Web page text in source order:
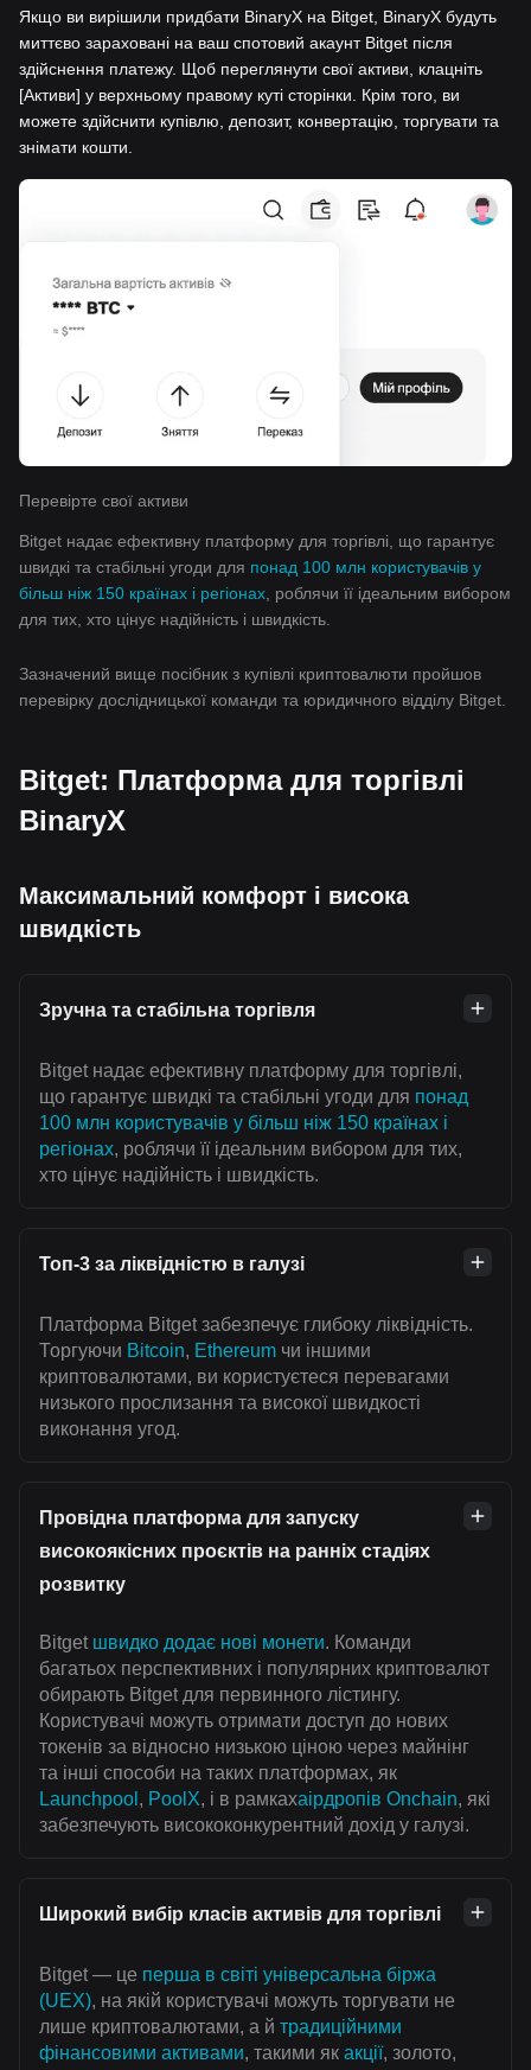
Якщо ви вирішили придбати BinaryX на Bitget, BinaryX будуть
миттєво зараховані на ваш спотовий акаунт Bitget після
здійснення платежу. Щоб переглянути свої активи, клацніть
[Активи] у верхньому правому куті сторінки. Крім того, ви
можете здійснити купівлю, депозит, конвертацію, торгувати та
знімати кошти.
Перевірте свої активи
Bitget надає ефективну платформу для торгівлі, що гарантує
швидкі та стабільні угоди для понад 100 млн користувачів у
більш ніж 150 країнах і регіонах , роблячи її ідеальним вибором
для тих, хто цінує надійність і швидкість.
Зазначений вище посібник з купівлі криптовалюти пройшов
перевірку дослідницької команди та юридичного відділу Bitget.
Bitget: Платформа для торгівлі
BinaryX
Максимальний комфорт і висока
швидкість
Зручна та стабільна торгівля
Bitget надає ефективну платформу для торгівлі,
що гарантує швидкі та стабільні угоди для понад
100 млн користувачів у більш ніж 150 країнах і
регіонах, роблячи її ідеальним вибором для тих,
хто цінує надійність і швидкість.
Топ-3 за ліквідністю в галузі
Платформа Bitget забезпечує глибоку ліквідність.
Торгуючи Bitcoin, Ethereum чи іншими
криптовалютами, ви користуєтеся перевагами
низького прослизання та високої швидкості
виконання угод.
Провідна платформа для запуску
високоякісних проєктів на ранніх стадіях
розвитку
Bitget швидко додає нові монети. Команди
багатьох перспективних і популярних криптовалют
обирають Bitget для первинного лістингу.
Користувачі можуть отримати доступ до нових
токенів за відносно низькою ціною через майнінг
та інші способи на таких платформах, як
Launchpool , PoolX, і в рамкахаірдропів Onchain, які
забезпечують висококонкурентний дохід у галузі.
Широкий вибір класів активів для торгівлі
Bitget — це перша в світі універсальна біржа
(UEX), на якій користувачі можуть торгувати не
лише криптовалютами, а й традиційними
фінансовими активами, такими як акції, золото,